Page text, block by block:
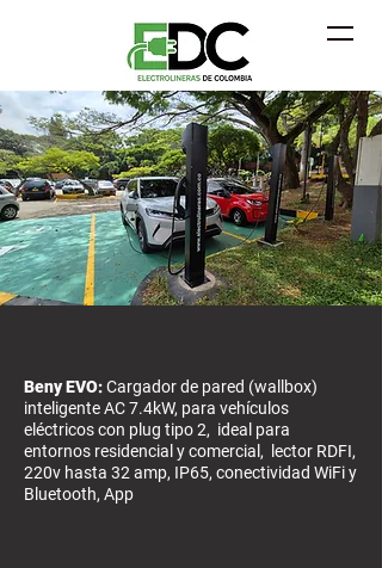
Beny EVO:Cargador de pared (wallbox)
inteligente AC 7.4kW, para vehículos
eléctricos con plug tipo 2, ideal para
entornos residencial y comercial, lector RDFI,
220v hasta 32 amp, IP65, conectividad WiFi y
Bluetooth, App